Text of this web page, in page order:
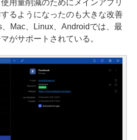
用量削減のためにメインアプリ
るようになったのも大きな改善
Mac、Linux、Androidでは、最
がサポートされている。